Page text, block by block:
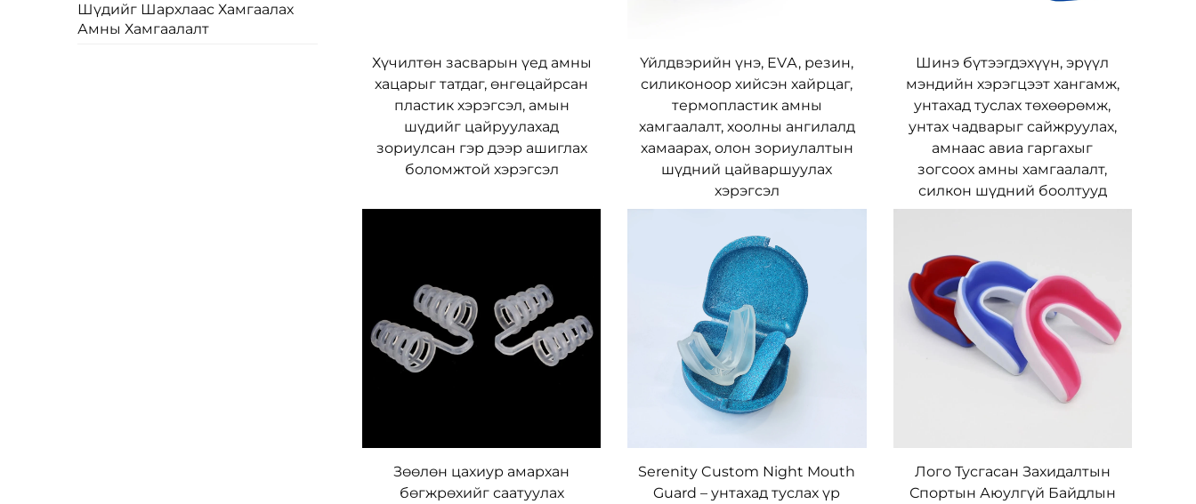
Шүдийг Шархлаас Хамгаалах
Амны Хамгаалалт
Хүчилтөн засварын үед амны
хацарыг татдаг, өнгөцайрсан
пластик хэрэгсэл, амын
шүдийг цайруулахад
зориулсан гэр дээр ашиглах
боломжтой хэрэгсэл
Үйлдвэрийн үнэ, EVА, резин,
силиконоор хийсэн хайрцаг,
термопластик амны
хамгаалалт, хоолны ангилалд
хамаарах, олон зориулалтын
шүдний цайваршуулах
хэрэгсэл
Шинэ бүтээгдэхүүн, эрүүл
мэндийн хэрэгцээт хангамж,
унтахад туслах төхөөрөмж,
унтах чадварыг сайжруулах,
амнаас авиа гаргахыг
зогсоох амны хамгаалалт,
силкон шүдний боолтууд
Зөөлөн цахиур амархан
бөгжрөхийг саатуулах
Serenity Custom Night Mouth
Guard – унтахад туслах үр
Лого Тусгасан Захидалтын
Спортын Аюулгүй Байдлын